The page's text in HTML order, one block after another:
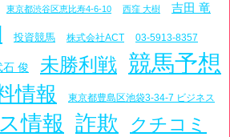
東京都渋谷区恵比寿4-6-10 西窪 大樹 吉田 竜
投資競馬 株式会社ACT 03-5913-8357
石 俊 未勝利戦 競馬予想
情報 東京都豊島区池袋3-34-7 ビジネス
情報 詐欺 クチコミ